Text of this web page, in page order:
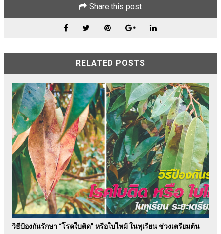
Share this post
RELATED POSTS
วิธีป้องกันรักษา “โรคใบติด” หรือใบไหม้ ในทุเรียน ช่วงเตรียมต้น